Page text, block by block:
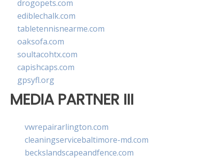
drogopets.com
ediblechalk.com
tabletennisnearme.com
oaksofa.com
soultacohtx.com
capishcaps.com
gpsyfl.org
MEDIA PARTNER III
vwrepairarlington.com
cleaningservicebaltimore-md.com
beckslandscapeandfence.com